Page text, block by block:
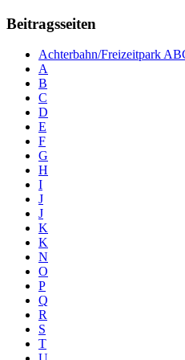
Beitragsseiten
Achterbahn/Freizeitpark
A
B
C
D
E
F
G
H
I
J
J
K
K
N
O
P
Q
R
S
T